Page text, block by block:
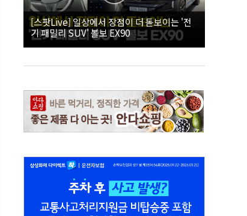
[스팟Live] 일상에서 장점이 더 돋보이는 '전
기 패밀리 SUV' 볼보 EX90